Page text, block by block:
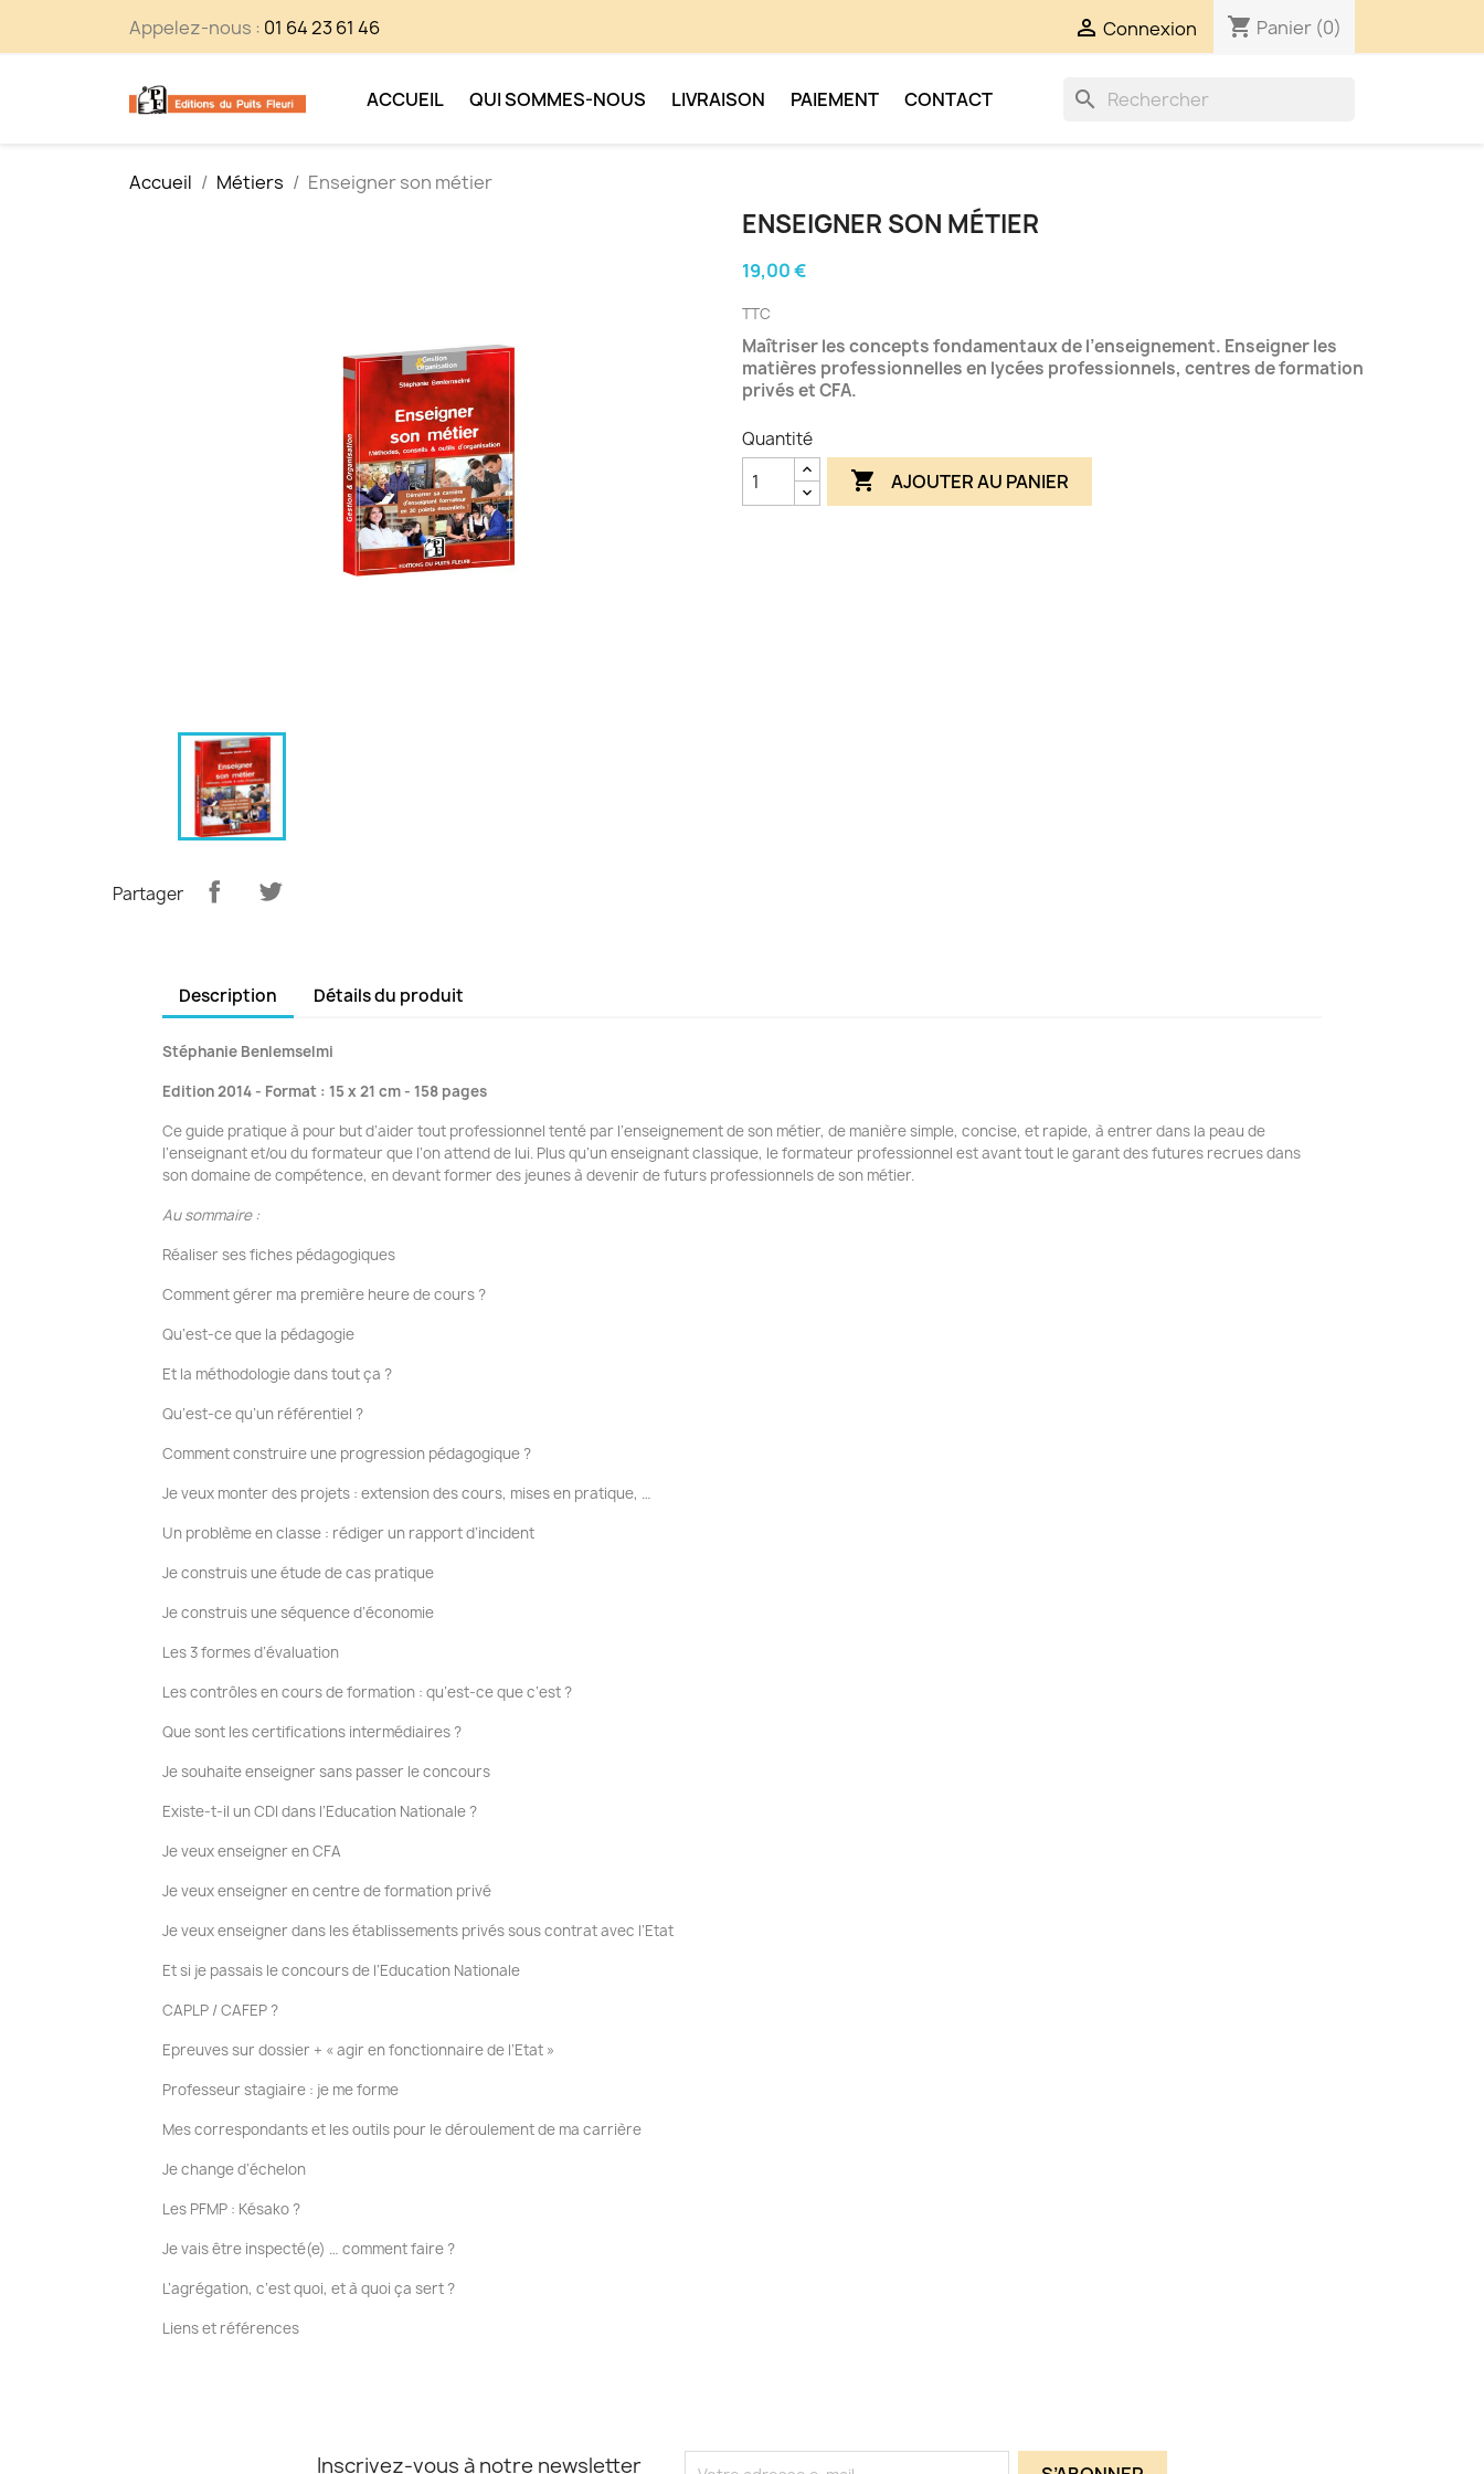
Appelez-nous : 01 64 23 61 46  Connexion shopping_cart Panier (0)
ACCUEIL QUI SOMMES-NOUS LIVRAISON PAIEMENT CONTACT search
Accueil Métiers Enseigner son métier
ENSEIGNER SON MÉTIER
19,00 €
TTC
Maîtriser les concepts fondamentaux de l’enseignement. Enseigner les
matières professionnelles en lycées professionnels, centres de formation
privés et CFA.
Quantité
 AJOUTER AU PANIER
Partager
Description Détails du produit
Stéphanie Benlemselmi
Edition 2014 - Format : 15 x 21 cm - 158 pages
Ce guide pratique à pour but d’aider tout professionnel tenté par l’enseignement de son métier, de manière simple, concise, et rapide, à entrer dans la peau de
l’enseignant et/ou du formateur que l’on attend de lui. Plus qu’un enseignant classique, le formateur professionnel est avant tout le garant des futures recrues dans
son domaine de compétence, en devant former des jeunes à devenir de futurs professionnels de son métier.
Au sommaire :
Réaliser ses fiches pédagogiques
Comment gérer ma première heure de cours ?
Qu’est-ce que la pédagogie
Et la méthodologie dans tout ça ?
Qu’est-ce qu’un référentiel ?
Comment construire une progression pédagogique ?
Je veux monter des projets : extension des cours, mises en pratique, …
Un problème en classe : rédiger un rapport d’incident
Je construis une étude de cas pratique
Je construis une séquence d’économie
Les 3 formes d’évaluation
Les contrôles en cours de formation : qu’est-ce que c’est ?
Que sont les certifications intermédiaires ?
Je souhaite enseigner sans passer le concours
Existe-t-il un CDI dans l’Education Nationale ?
Je veux enseigner en CFA
Je veux enseigner en centre de formation privé
Je veux enseigner dans les établissements privés sous contrat avec l’Etat
Et si je passais le concours de l’Education Nationale
CAPLP / CAFEP ?
Epreuves sur dossier + « agir en fonctionnaire de l’Etat »
Professeur stagiaire : je me forme
Mes correspondants et les outils pour le déroulement de ma carrière
Je change d’échelon
Les PFMP : Késako ?
Je vais être inspecté(e) … comment faire ?
L’agrégation, c’est quoi, et à quoi ça sert ?
Liens et références
Inscrivez-vous à notre newsletter